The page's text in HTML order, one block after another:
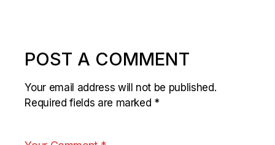
POST A COMMENT
Your email address will not be published.
Required fields are marked *